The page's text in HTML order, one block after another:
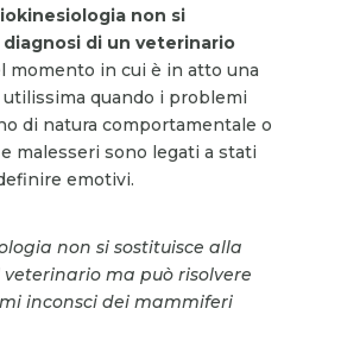
non si
di un veterinario
momento in cui è in atto una
utilissima quando i problemi
di natura comportamentale o
malesseri sono legati a stati
emotivi.
non si sostituisce alla
ma può risolvere
inconsci dei mammiferi